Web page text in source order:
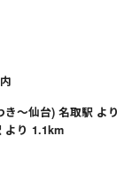
～仙台) 名取駅 より
より 1.1km